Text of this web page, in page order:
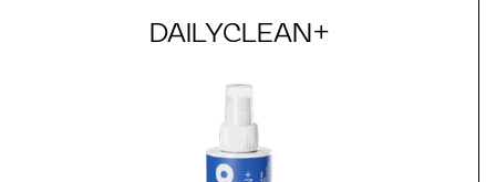
DAILYCLEAN+